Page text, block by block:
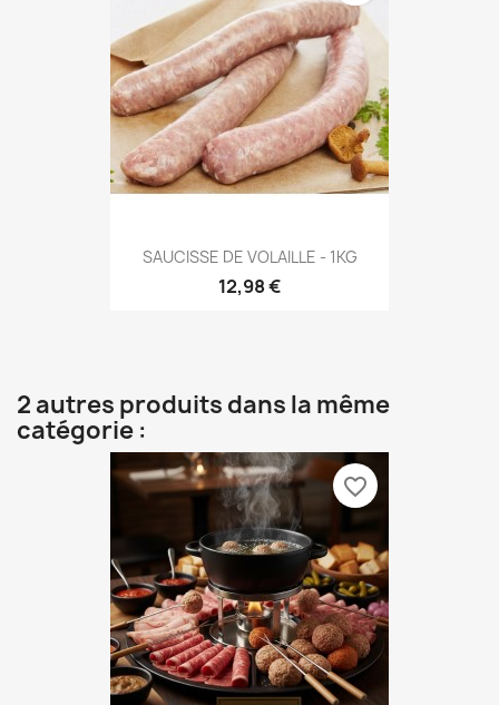
SAUCISSE DE VOLAILLE - 1KG
12,98 €
2 autres produits dans la même
catégorie :
favorite_border